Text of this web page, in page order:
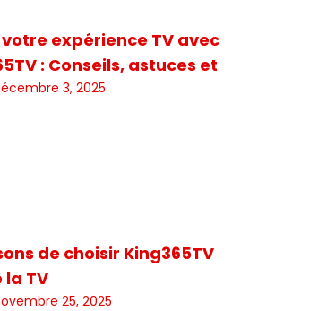
expérience TV avec
: Conseils, astuces et
3, 2025
de choisir King365TV
TV
25, 2025